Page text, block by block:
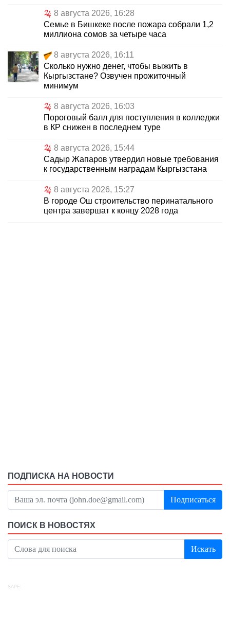
8 августа 2026, 16:28
Семье в Бишкеке после пожара собрали 1,2
миллиона сомов за четыре часа
8 августа 2026, 16:11
Сколько нужно денег, чтобы выжить в
Кыргызстане? Озвучен прожиточный
минимум
8 августа 2026, 16:03
Пороговый балл для поступления в колледжи
в КР снижен в последнем туре
8 августа 2026, 15:44
Садыр Жапаров утвердил новые требования
к государственным наградам Кыргызстана
8 августа 2026, 15:27
В городе Ош строительство перинатального
центра завершат к концу 2028 года
ПОДПИСКА НА НОВОСТИ
Подписаться
ПОИСК В НОВОСТЯХ
Искать
SAPE: